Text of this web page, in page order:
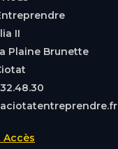
II
Plaine Brunette